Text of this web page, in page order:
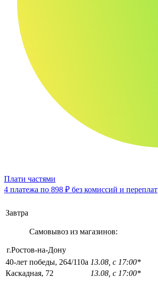
Плати частями
4 платежа по 898 ₽ без комиссий и переплат
Завтра
Самовывоз из магазинов:
г.Ростов-на-Дону
40-лет победы, 264/110а 13.08, с 17:00*
Каскадная, 72
13.08, с 17:00*